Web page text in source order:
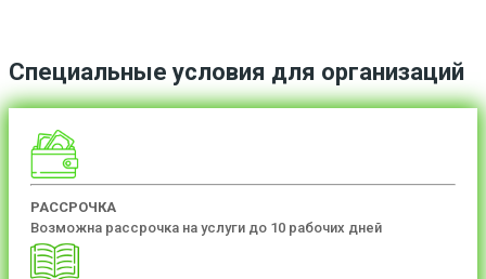
Специальные условия для организаций
РАССРОЧКА
Возможна рассрочка на услуги до 10 рабочих дней